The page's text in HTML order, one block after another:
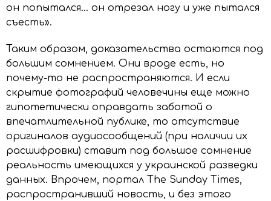
он попытался… он отрезал ногу и уже пытался
съесть».
Таким образом, доказательства остаются под
большим сомнением. Они вроде есть, но
почему-то не распространяются. И если
скрытие фотографий человечины еще можно
гипотетически оправдать заботой о
впечатлительной публике, то отсутствие
оригиналов аудиосообщений (при наличии их
расшифровки) ставит под большое сомнение
реальность имеющихся у украинской разведки
данных. Впрочем, портал The Sunday Times,
распространивший новость, и без этого